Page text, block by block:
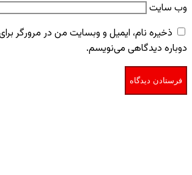
وب‌ سایت
ذخیره نام، ایمیل و وبسایت من در مرورگر
دوباره دیدگاهی می‌نویسم.